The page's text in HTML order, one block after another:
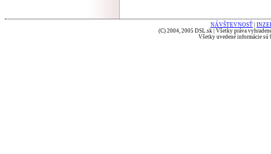
NÁVŠTEVNOSŤ
(C) 2004, 2005 DSL.sk | Všetky práva
Všetky uvedené informácie sú